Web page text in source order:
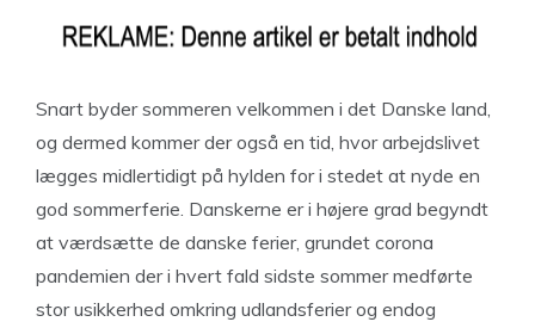
Snart byder sommeren velkommen i det Danske land,
og dermed kommer der også en tid, hvor arbejdslivet
lægges midlertidigt på hylden for i stedet at nyde en
god sommerferie. Danskerne er i højere grad begyndt
at værdsætte de danske ferier, grundet corona
pandemien der i hvert fald sidste sommer medførte
stor usikkerhed omkring udlandsferier og endog